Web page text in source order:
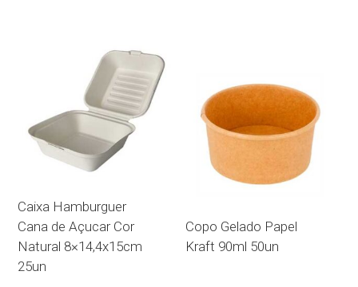
Caixa Hamburguer
Cana de Açucar Cor
Natural 8×14,4x15cm
25un
Copo Gelado Papel
Kraft 90ml 50un